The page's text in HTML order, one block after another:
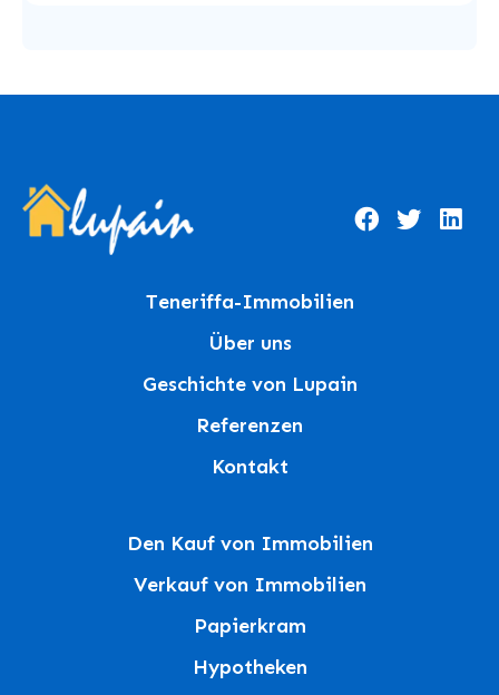
Teneriffa-Immobilien
Über uns
Geschichte von Lupain
Referenzen
Kontakt
Den Kauf von Immobilien
Verkauf von Immobilien
Papierkram
Hypotheken